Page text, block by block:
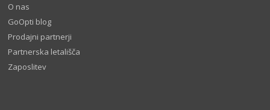
O nas
GoOpti blog
Prodajni partnerji
Partnerska letališča
Zaposlitev